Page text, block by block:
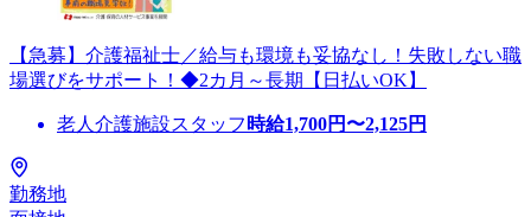
【急募】介護福祉士／給与も環境も妥協なし！失敗しない職
場選びをサポート！◆2カ月～長期【日払いOK】
老人介護施設スタッフ 時給1,700円〜2,125円
勤務地